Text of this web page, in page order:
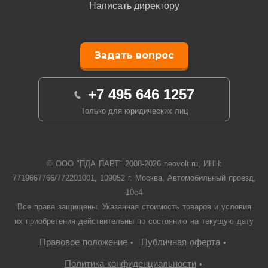
Написать директору
Задать вопрос
+7 495 646 1257
Только для юридических лиц
© ООО "ПДА ПАРТ" 2008-2026neovolt.ru, ИНН:
7719667766/772201001, 109052 г. Москва, Автомобильный проезд,
10с4
Все права защищены. Указанная стоимость товаров и условия
их приобретения действительны по состоянию на текущую дату
Правовое положение• Публичная оферта•
Политика конфиденциальности •